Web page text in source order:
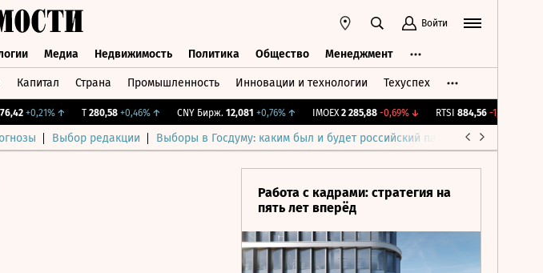
Войти
Медиа Недвижимость Политика Общество Менеджмент
Капитал Страна Промышленность Инновации и технологии Техуспех
+0,21%↑ 280,58 +0,46%↑ CNY Бирж. 12,081 +0,76%↑ IMOEX 2 285,88 -0,69%↓ RTSI 884,56 -1,27%
Выбор редакции Выборы в Госдуму: каким был и будет российский парламент
Работа с кадрами: стратегия на
пять лет вперёд